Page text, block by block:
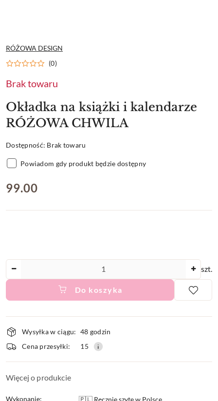
NAZWA
PRODUCENTA:
RÓŻOWA DESIGN
(0)
Brak towaru
Okładka na książki i kalendarze
RÓŻOWA CHWILA
Dostępność: Brak towaru
Powiadom gdy produkt będzie dostępny
cena:
99.00
szt.
Do koszyka
i
dostawa
Wysyłka w ciągu: 48 godzin
Cena przesyłki:
15
Więcej o produkcie
Wykonanie: 🇵🇱 Ręcznie szyte w Polsce